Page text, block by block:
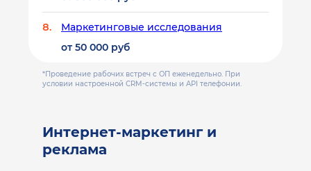
Маркетинговые исследования
от 50 000 руб
*Проведение рабочих встреч с ОП еженедельно. При
условии настроенной CRM-системы и API телефонии.
Интернет-маркетинг и
реклама